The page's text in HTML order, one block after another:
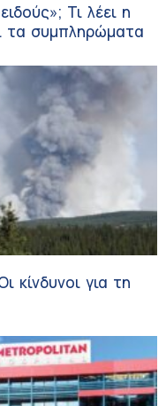
Τι λέει η
τα συμπληρώματα
κίνδυνοι για τη